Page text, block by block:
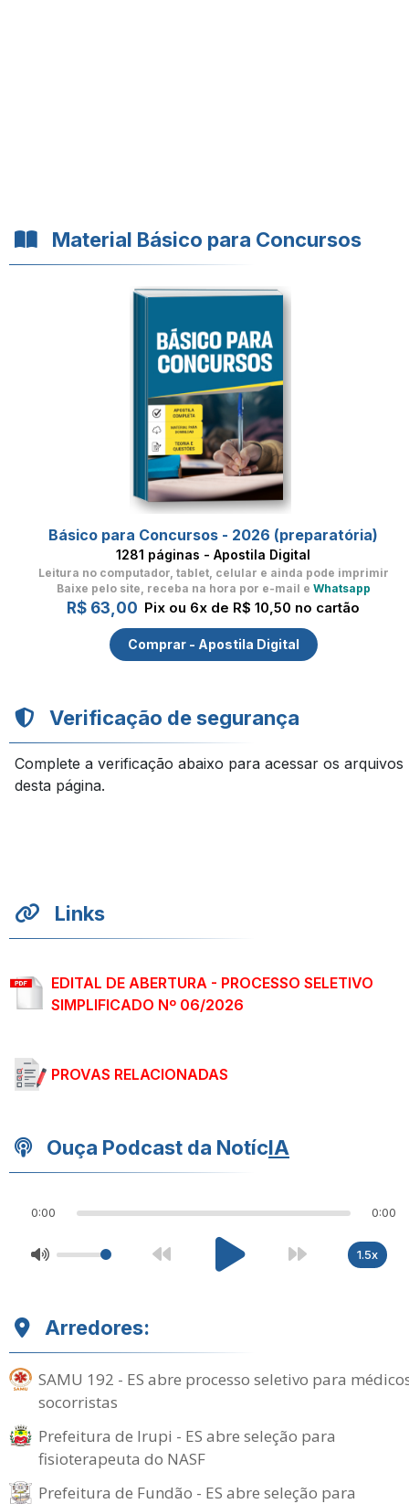
Material Básico para Concursos
Básico para Concursos - 2026 (preparatória)
1281 páginas - Apostila Digital
Leitura no computador, tablet, celular e ainda pode imprimir
Baixe pelo site, receba na hora por e-mail e Whatsapp
R$ 63,00 Pix ou 6x de R$ 10,50 no cartão
Comprar - Apostila Digital
Verificação de segurança
Complete a verificação abaixo para acessar os arquivos
desta página.
Links
EDITAL DE ABERTURA - PROCESSO SELETIVO
SIMPLIFICADO Nº 06/2026
PROVAS RELACIONADAS
Ouça Podcast da NotícIA
0:00 0:00
1.5x
Arredores:
SAMU 192 - ES abre processo seletivo para
socorristas
Prefeitura de Irupi - ES abre seleção para
fisioterapeuta do NASF
Prefeitura de Fundão - ES abre seleção para